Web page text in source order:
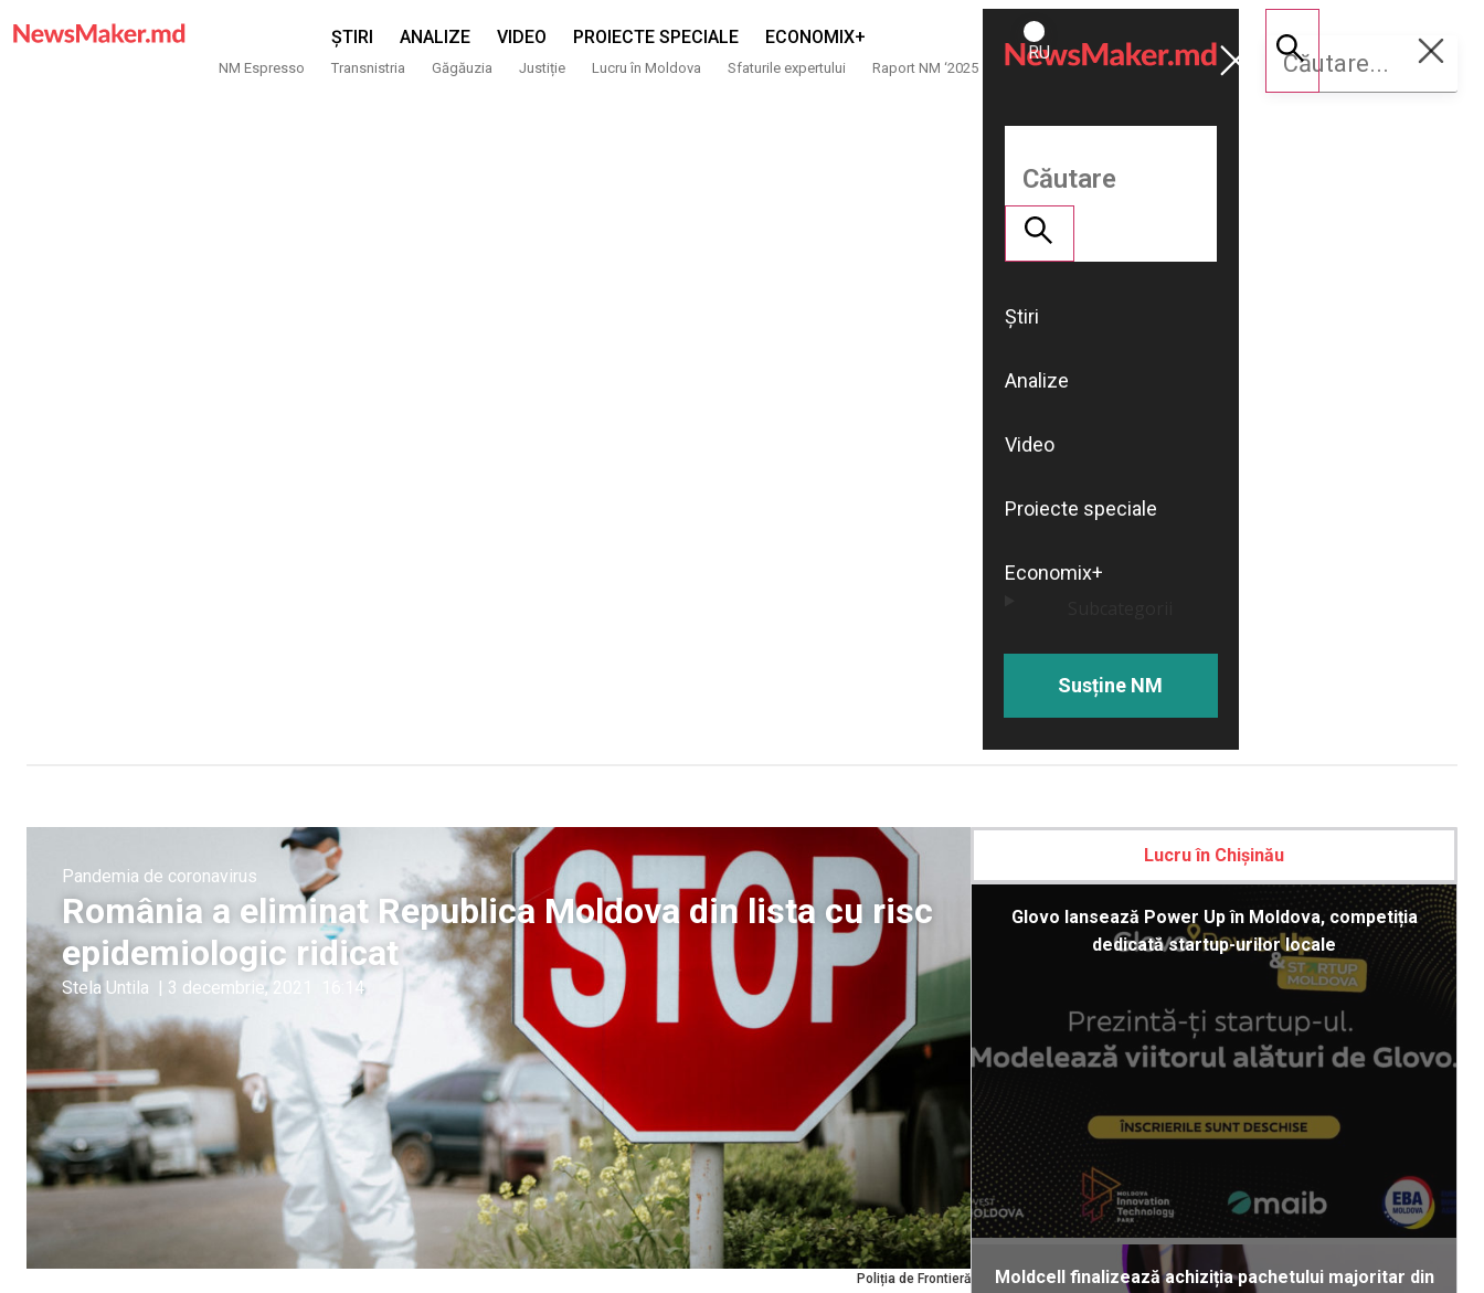
ȘTIRI ANALIZE VIDEO PROIECTE SPECIALE ECONOMIX+
NM Espresso Transnistria Găgăuzia Justiție Lucru în Moldova Sfaturile expertului Raport NM ‘2025
ROMÂNĂ
RU
Susține
NM
Știri
Analize
Video
Proiecte speciale
Economix+
Susține NM
Poliția de Frontieră
Pandemia de coronavirus
România a eliminat Republica Moldova din lista cu risc
epidemiologic ridicat
Stela Untila | 3 decembrie, 2021 16:14
Lucru în Chișinău
Glovo lansează Power Up în Moldova, competiția
dedicată startup-urilor locale
Moldcell finalizează achiziția pachetului majoritar din